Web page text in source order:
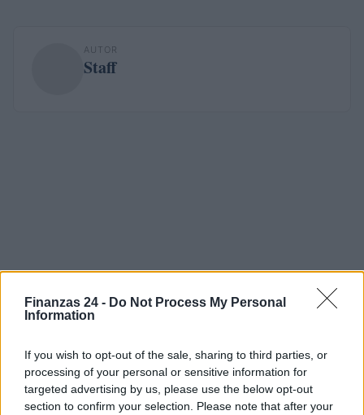
Finanzas 24 - Do Not Process My Personal
Information
If you wish to opt-out of the sale, sharing to third parties, or
processing of your personal or sensitive information for
targeted advertising by us, please use the below opt-out
section to confirm your selection. Please note that after your
AUTOR
Staff